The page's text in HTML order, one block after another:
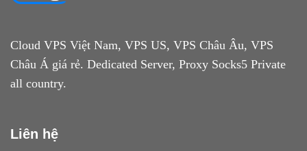
Cloud VPS Việt Nam, VPS US, VPS Châu Âu, VPS
Châu Á giá rẻ. Dedicated Server, Proxy Socks5 Private
all country.
Liên hệ